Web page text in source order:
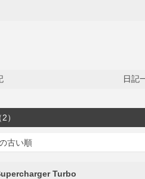
日記
）
Turbo